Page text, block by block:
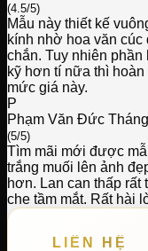
(4.5/5)
Mẫu này thiết kế
kính nhờ hoa văn cúc
chắn. Tuy nhiên
kỹ hơn tí nữa thì
mức giá này.
P
Phạm Văn Đức
(5/5)
Tìm mãi mới được
trắng muối lên ảnh
hơn. Lan can thấp rất
che tầm mắt. Rất hài
LIÊN HỆ